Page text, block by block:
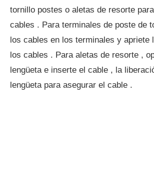
tornillo postes o aletas de resorte
cables . Para terminales de poste de
los cables en los terminales y apriete
los cables . Para aletas de resorte ,
lengüeta e inserte el cable , la
lengüeta para asegurar el cable .